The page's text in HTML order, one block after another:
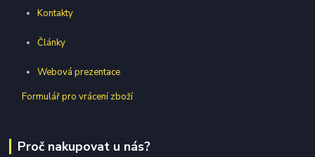
Kontakty
Články
Webová prezentace
Formulář pro vrácení zboží
Proč nakupovat u nás?